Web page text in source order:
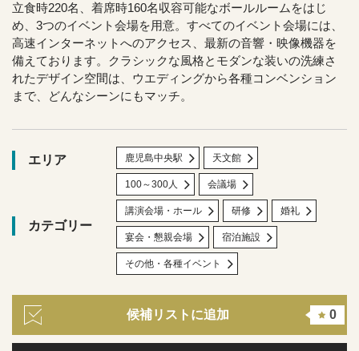
立食時220名、着席時160名収容可能なボールルームをはじ
め、3つのイベント会場を用意。すべてのイベント会場には、
高速インターネットへのアクセス、最新の音響・映像機器を
備えております。クラシックな風格とモダンな装いの洗練さ
れたデザイン空間は、ウエディングから各種コンベンション
まで、どんなシーンにもマッチ。
エリア 鹿児島中央駅 天文館
カテゴリー
100～300人 会議場
講演会場・ホール 研修 婚礼
宴会・懇親会場 宿泊施設
その他・各種イベント
候補リストに追加 0